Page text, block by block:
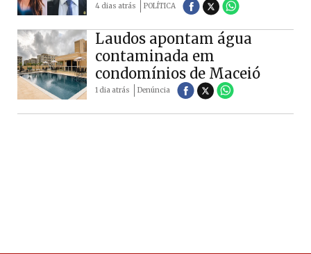
4 dias atrás POLÍTICA
Laudos apontam água
contaminada em
condomínios de Maceió
1 dia atrás Denúncia